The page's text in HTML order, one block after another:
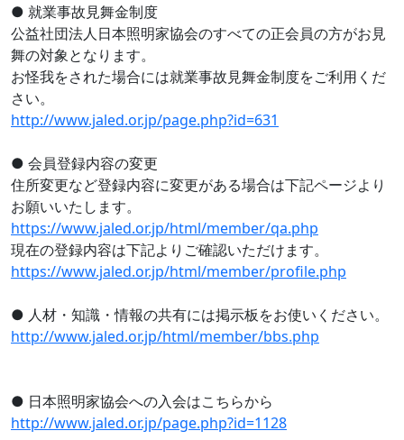
● 就業事故見舞金制度
公益社団法人日本照明家協会のすべての正会員の方がお見
舞の対象となります。
お怪我をされた場合には就業事故見舞金制度をご利用くだ
さい。
http://www.jaled.or.jp/page.php?id=631
● 会員登録内容の変更
住所変更など登録内容に変更がある場合は下記ページより
お願いいたします。
https://www.jaled.or.jp/html/member/qa.php
現在の登録内容は下記よりご確認いただけます。
https://www.jaled.or.jp/html/member/profile.php
● 人材・知識・情報の共有には掲示板をお使いください。
http://www.jaled.or.jp/html/member/bbs.php
● 日本照明家協会への入会はこちらから
http://www.jaled.or.jp/page.php?id=1128